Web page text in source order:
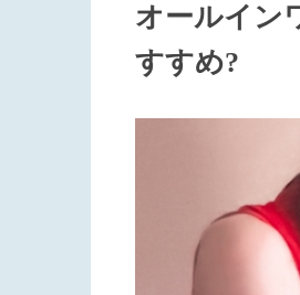
オールイン
すすめ?